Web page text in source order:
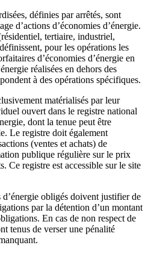
définies par arrêtés, sont
d’actions d’économies d’énergie.
tertiaire, industriel,
pour les opérations les
d’économies d’énergie en
réalisées en dehors des
à des opérations spécifiques.
matérialisés par leur
ouvert dans le registre national
dont la tenue peut être
Le registre doit également
(ventes et achats) de
publique régulière sur le prix
Ce registre est accessible sur le site
obligés doivent justifier de
par la détention d’un montant
En cas de non respect de
tenus de verser une pénalité